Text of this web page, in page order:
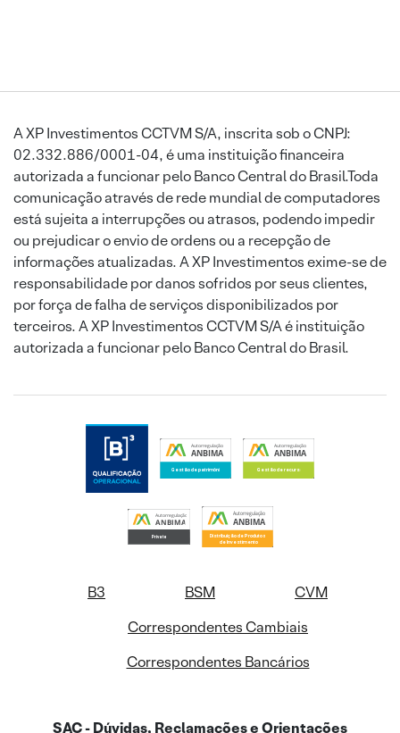
A XP Investimentos CCTVM S/A, inscrita sob o CNPJ:
02.332.886/0001-04, é uma instituição financeira
autorizada a funcionar pelo Banco Central do Brasil.Toda
comunicação através de rede mundial de computadores
está sujeita a interrupções ou atrasos, podendo impedir
ou prejudicar o envio de ordens ou a recepção de
informações atualizadas. A XP Investimentos exime-se de
responsabilidade por danos sofridos por seus clientes,
por força de falha de serviços disponibilizados por
terceiros. A XP Investimentos CCTVM S/A é instituição
autorizada a funcionar pelo Banco Central do Brasil.
B3 BSM
CVM
Correspondentes Cambiais
Correspondentes Bancários
SAC - Dúvidas, Reclamações e Orientações